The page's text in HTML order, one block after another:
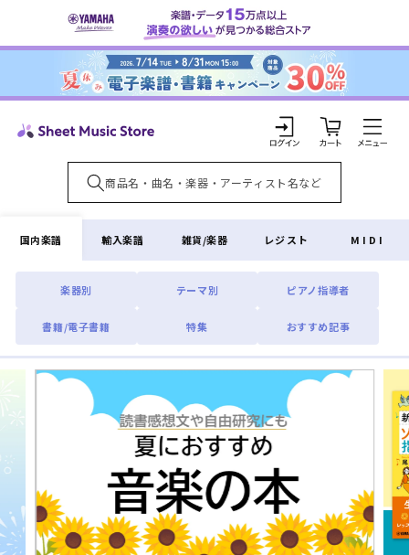
ンツに
ロ
グ
イ
ン
カ
ー
ト
国内楽譜
楽器別 テーマ別 ピアノ指導者
書籍/電子書籍 特集 おすすめ記事
輸入楽譜 雑貨/楽器 レジスト MIDI